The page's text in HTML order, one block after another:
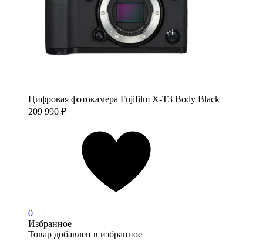
Цифровая фотокамера Fujifilm X-T3 Body Black
209 990 ₽
0
Избранное
Товар добавлен в избранное